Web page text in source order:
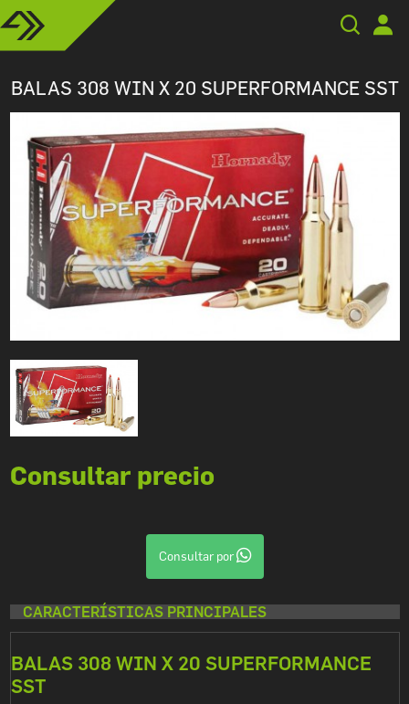
BALAS 308 WIN X 20 SUPERFORMANCE SST
Consultar precio
Consultar por
CARACTERÍSTICAS PRINCIPALES
BALAS 308 WIN X 20 SUPERFORMANCE
SST